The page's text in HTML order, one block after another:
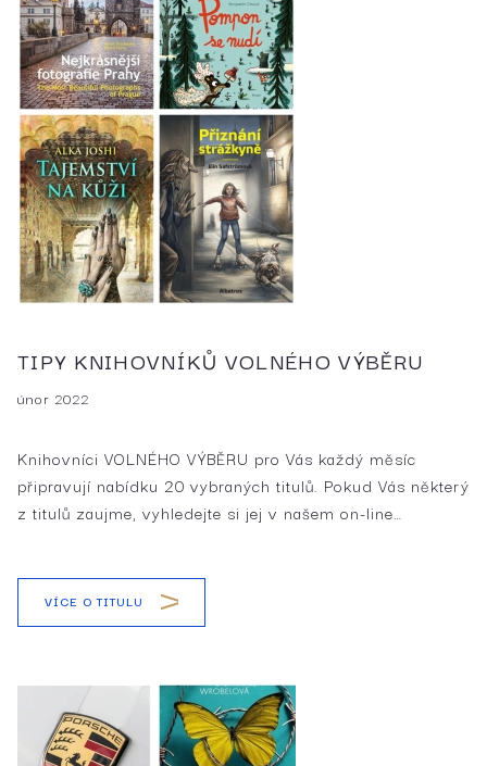
TIPY KNIHOVNÍKŮ VOLNÉHO VÝBĚRU
únor 2022
Knihovníci VOLNÉHO VÝBĚRU pro Vás každý měsíc
připravují nabídku 20 vybraných titulů. Pokud Vás některý
z titulů zaujme, vyhledejte si jej v našem on-line…
VÍCE O TITULU